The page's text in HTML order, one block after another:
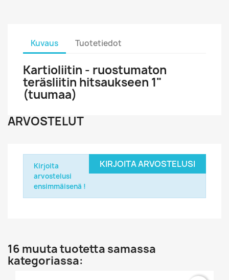
Kuvaus Tuotetiedot
Kartioliitin - ruostumaton
teräsliitin hitsaukseen 1"
(tuumaa)
ARVOSTELUT
KIRJOITA ARVOSTELUSI
Kirjoita
arvostelusi
ensimmäisenä !
16 muuta tuotetta samassa
kategoriassa: